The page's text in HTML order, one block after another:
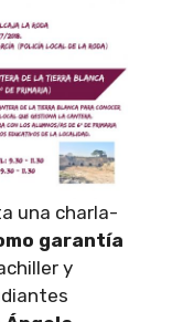
una charla-
garantía
y